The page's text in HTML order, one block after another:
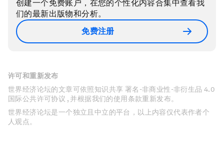
创建一个免费账户，在您的个性化内容合集中查看我
们的最新出版物和分析。
免费注册
许可和重新发布
世界经济论坛的文章可依照知识共享 署名-非商业性-非衍生品 4.0
国际公共许可协议 , 并根据我们的使用条款重新发布。
世界经济论坛是一个独立且中立的平台，以上内容仅代表作者个
人观点。